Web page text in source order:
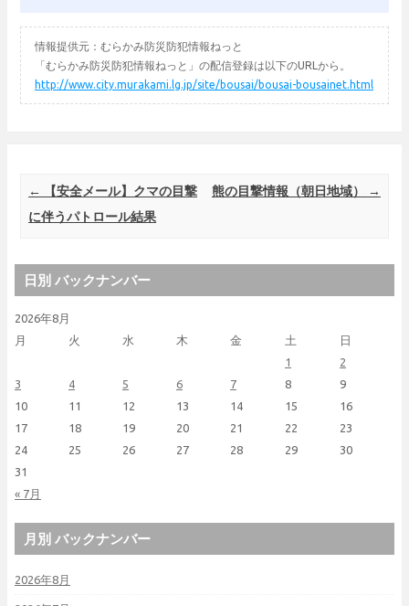
情報提供元：むらかみ防災防犯情報ねっと
「むらかみ防災防犯情報ねっと」の配信登録は以下のURLから。
http://www.city.murakami.lg.jp/site/bousai/bousai-bousainet.html
Post navigation
←
【安全メール】クマの目撃
に伴うパトロール結果
熊の目撃情報（朝日地域） →
日別 バックナンバー
2026年8月
月
火 水 木 金 土 日
« 7月
1
2
3
4 5 6 7 8
9
10
11 12 13 14 15
16
17
18 19 20 21 22
23
24
25 26 27 28 29
30
31
月別 バックナンバー
2026年8月